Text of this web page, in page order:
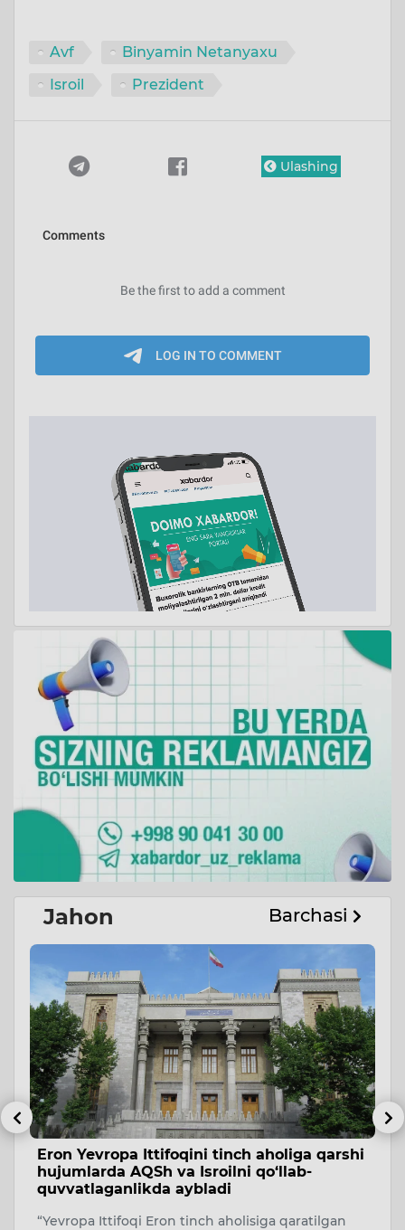
Avf
Binyamin Netanyaxu
Isroil
Prezident
Ulashing
Jahon Barchasi
Eron Yevropa Ittifoqini tinch aholiga qarshi
hujumlarda AQSh va Isroilni qo‘llab-
quvvatlaganlikda aybladi
“Yevropa Ittifoqi Eron tinch aholisiga qaratilgan